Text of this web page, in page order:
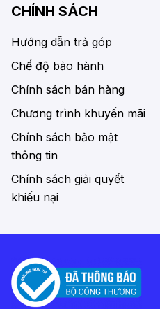
CHÍNH SÁCH
Hướng dẫn trả góp
Chế độ bảo hành
Chính sách bán hàng
Chương trình khuyến mãi
Chính sách bảo mật
thông tin
Chính sách giải quyết
khiếu nại